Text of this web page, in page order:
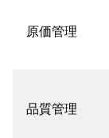
原価管理
品質管理